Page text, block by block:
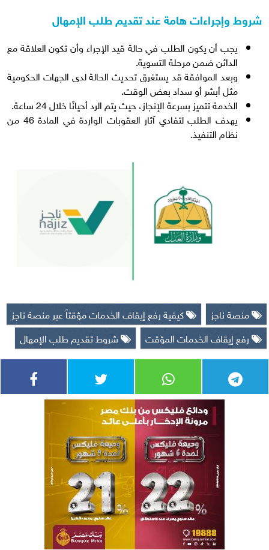
شروط وإجراءات هامة عند تقديم طلب الإمهال
يجب أن يكون الطلب في حالة قيد الإجراء وأن تكون العلاقة مع
الدائن ضمن مرحلة التسوية.
وبعد الموافقة قد يستغرق تحديث الحالة لدى الجهات الحكومية
مثل أبشر أو سداد بعض الوقت.
الخدمة تتميز بسرعة الإنجاز، حيث يتم الرد أحيانًا خلال 24 ساعة.
يهدف الطلب لتفادي آثار العقوبات الواردة في المادة 46 من
نظام التنفيذ.
منصة ناجز
كيفية رفع إيقاف الخدمات مؤقتاً عبر منصة ناجز
رفع إيقاف الخدمات المؤقت
شروط تقديم طلب الإمهال